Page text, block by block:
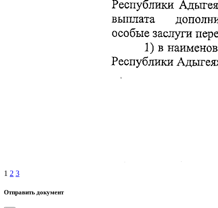
1 2 3
Отправить документ